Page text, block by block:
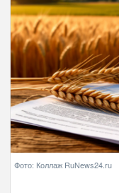
Фото: Коллаж RuNews24.ru